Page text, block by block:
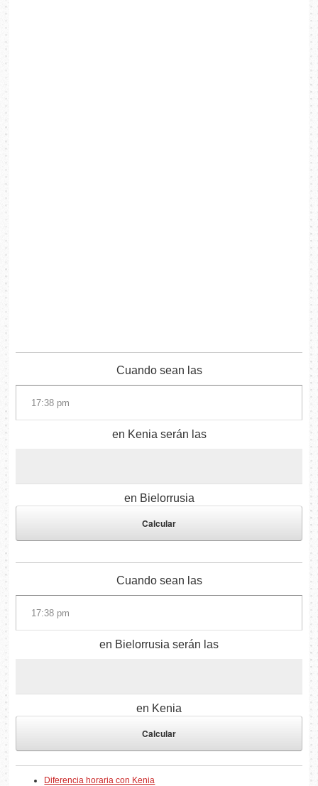
Cuando sean las
en Kenia serán las
en Bielorrusia
Cuando sean las
en Bielorrusia serán las
en Kenia
Diferencia horaria con Kenia